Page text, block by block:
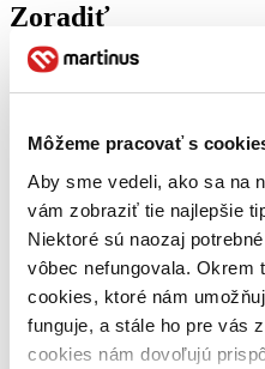
Môžeme pracovať s
Aby sme vedeli, ako sa na
vám zobraziť tie najlepšie
Niektoré sú naozaj
vôbec nefungovala. Okrem
cookies, ktoré nám
funguje, a stále ho pre vás
cookies nám dovoľujú
Zoradiť
Top hodnotené
Najdrahšie
Najlacnejšie
Najvyššia zľava